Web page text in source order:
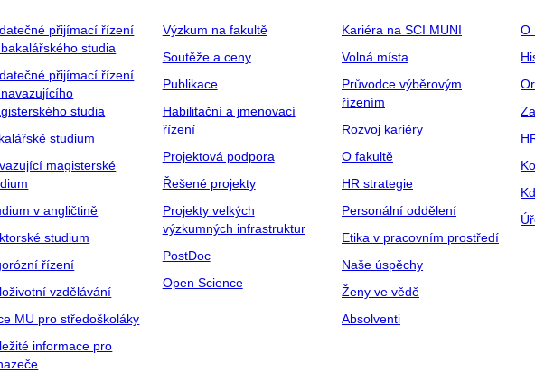
přijímací řízení
studia
přijímací řízení
studia
studium
magisterské
v angličtině
studium
řízení
vzdělávání
MU pro středoškoláky
informace pro
Výzkum na fakultě
Soutěže a ceny
Publikace
Habilitační a jmenovací
řízení
Projektová podpora
Řešené projekty
Projekty velkých
výzkumných infrastruktur
PostDoc
Open Science
Kariéra na SCI MUNI
Volná místa
Průvodce výběrovým
řízením
Rozvoj kariéry
O fakultě
HR strategie
Personální oddělení
Etika v pracovním prostředí
Naše úspěchy
Ženy ve vědě
Absolventi
O